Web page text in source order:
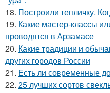
18. Построили тепличку.
19. Какие мастер-классы
проводятся в Арзамасе
20. Какие традиции и
других городов России
21. Есть ли современные
22. 25 лучших сортов